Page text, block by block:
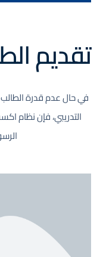
تقديم
في حال عدم قدرة
التدريبي، فإن نظام